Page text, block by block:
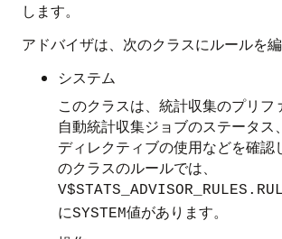
します。
アドバイザは、次のクラスにルールを編
システム
このクラスは、統計収集のプリフ
自動統計収集ジョブのステータス
ディレクティブの使用などを確認
のクラスのルールでは、
にSYSTEM値があります。